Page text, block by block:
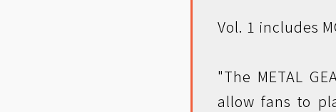
Vol. 1 includes
"The METAL
allow fans to